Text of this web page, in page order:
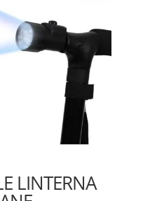
LINTERNA